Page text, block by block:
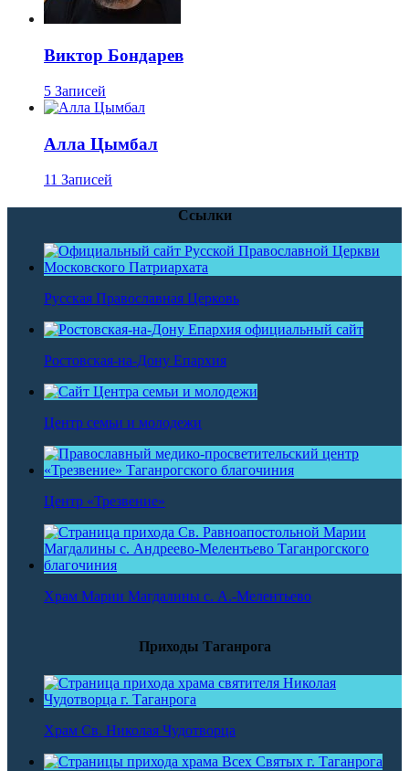
Виктор Бондарев
5 Записей
Алла Цымбал
11 Записей
Ссылки
Русская Православная Церковь
Ростовская-на-Дону Епархия
Центр семьи и молодежи
Центр «Трезвение»
Храм Марии Магдалины с. А.-Мелентьево
Приходы Таганрога
Храм Св. Николая Чудотворца